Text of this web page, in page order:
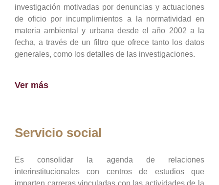
investigación motivadas por denuncias y actuaciones
de oficio por incumplimientos a la normatividad en
materia ambiental y urbana desde el año 2002 a la
fecha, a través de un filtro que ofrece tanto los datos
generales, como los detalles de las investigaciones.
Ver más
Servicio social
Es consolidar la agenda de relaciones
interinstitucionales con centros de estudios que
imparten carreras vinculadas con las actividades de la